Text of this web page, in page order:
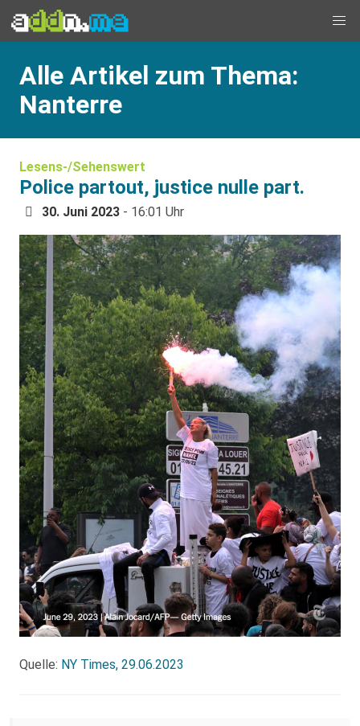
Alle Artikel zum Thema:
Nanterre
Lesens-/Sehenswert
Police partout, justice nulle part.
30. Juni 2023 - 16:01 Uhr
Quelle: NY Times, 29.06.2023